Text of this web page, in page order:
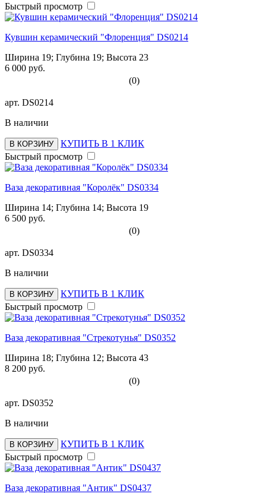
Быстрый просмотр
Кувшин керамический "Флоренция" DS0214
Ширина 19; Глубина 19; Высота 23
6 000 руб.
(0)
арт. DS0214
В наличии
В КОРЗИНУ
КУПИТЬ В 1 КЛИК
Быстрый просмотр
Ваза декоративная "Королёк" DS0334
Ширина 14; Глубина 14; Высота 19
6 500 руб.
(0)
арт. DS0334
В наличии
В КОРЗИНУ
КУПИТЬ В 1 КЛИК
Быстрый просмотр
Ваза декоративная "Стрекотунья" DS0352
Ширина 18; Глубина 12; Высота 43
8 200 руб.
(0)
арт. DS0352
В наличии
В КОРЗИНУ
КУПИТЬ В 1 КЛИК
Быстрый просмотр
Ваза декоративная "Антик" DS0437